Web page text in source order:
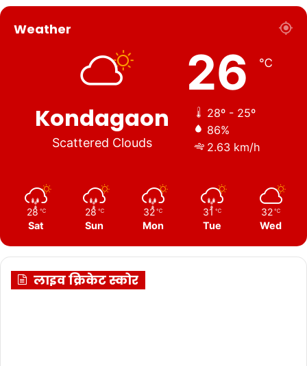
Weather
Kondagaon
Scattered Clouds
26 ℃
28º - 25º
86%
2.63 km/h
28 ℃
Sat
28 ℃
Sun
32 ℃
Mon
31 ℃
Tue
32 ℃
Wed
लाइव क्रिकेट स्कोर